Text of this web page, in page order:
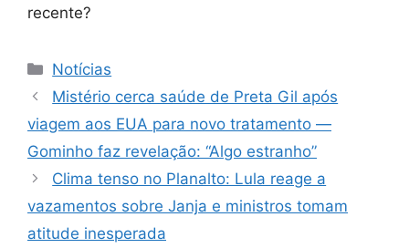
recente?
Categorias
Notícias
Mistério cerca saúde de Preta Gil após
viagem aos EUA para novo tratamento —
Gominho faz revelação: “Algo estranho”
Clima tenso no Planalto: Lula reage a
vazamentos sobre Janja e ministros tomam
atitude inesperada